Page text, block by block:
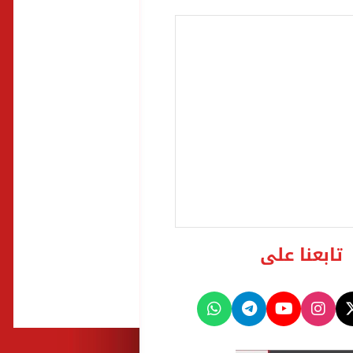
تابعنا على